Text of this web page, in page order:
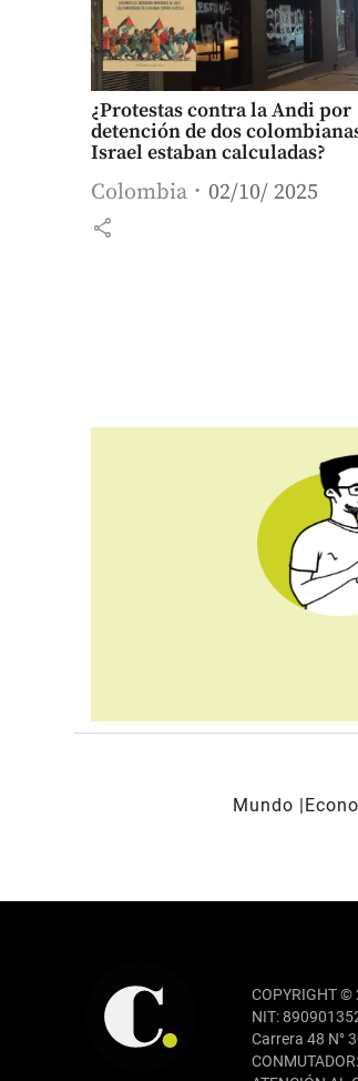
¿Protestas contra la Andi por
detención de dos
Israel estaban calculadas?
Colombia 02/10/ 2025
share
Mundo
COPYRIGHT ©
NIT:
Carrera 48 N°